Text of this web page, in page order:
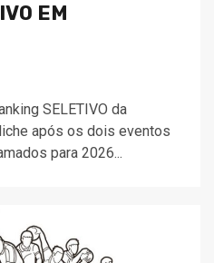
EM
SELETIVO da
após os dois eventos
para 2026...